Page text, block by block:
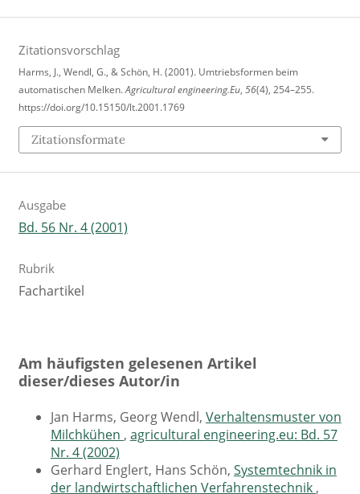
Zitationsvorschlag
Harms, J., Wendl, G., & Schön, H. (2001). Umtriebsformen beim
automatischen Melken.Agricultural engineering.Eu, 56(4), 254–255.
https://doi.org/10.15150/lt.2001.1769
Zitationsformate
Ausgabe
Bd. 56 Nr. 4 (2001)
Rubrik
Fachartikel
Am häufigsten gelesenen Artikel
dieser/dieses Autor/in
Jan Harms, Georg Wendl, Verhaltensmuster von
Milchkühen , agricultural engineering.eu: Bd. 57
Nr. 4 (2002)
Gerhard Englert, Hans Schön, Systemtechnik in
der landwirtschaftlichen Verfahrenstechnik ,